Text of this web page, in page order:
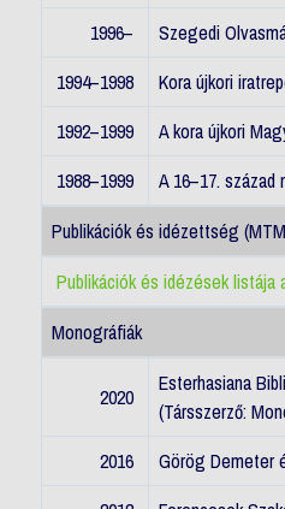
1996–
Szegedi
1994–1998
Kora újkori
1992–1999
A kora újkori
1988–1999
A 16–17.
Publikációk és idézettség
Publikációk és idézések listája
Monográfiák
2020
Esterhasiana
(Társszerző:
2016
Görög Demeter